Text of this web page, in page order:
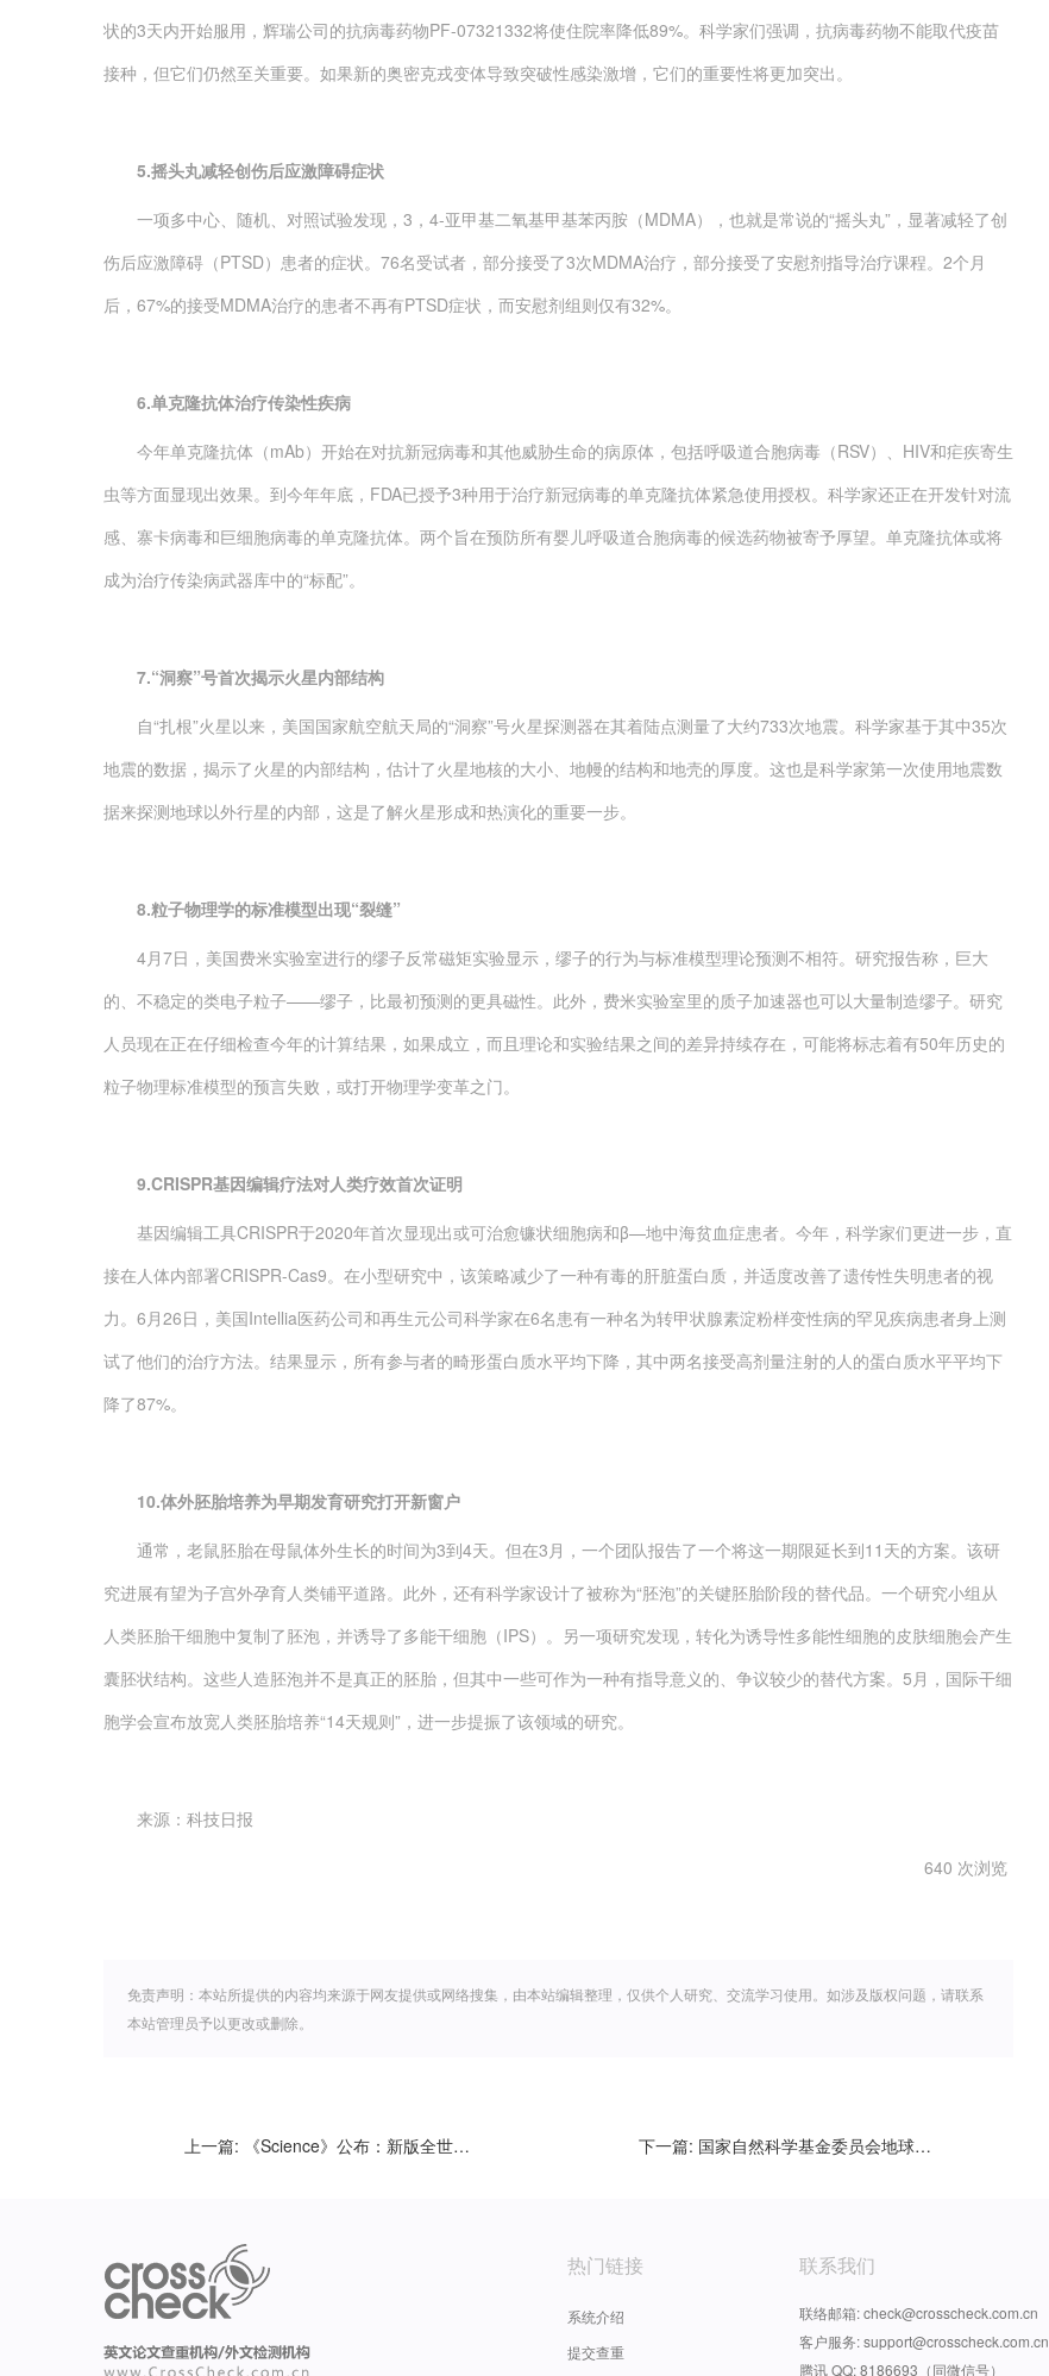
状的3天内开始服用，辉瑞公司的抗病毒药物PF-07321332将使住院率降低89%。科学家们强调，抗病毒药物不能取代疫苗
接种，但它们仍然至关重要。如果新的奥密克戎变体导致突破性感染激增，它们的重要性将更加突出。
5.摇头丸减轻创伤后应激障碍症状
一项多中心、随机、对照试验发现，3，4-亚甲基二氧基甲基苯丙胺（MDMA），也就是常说的“摇头丸”，显著减轻了创
伤后应激障碍（PTSD）患者的症状。76名受试者，部分接受了3次MDMA治疗，部分接受了安慰剂指导治疗课程。2个月
后，67%的接受MDMA治疗的患者不再有PTSD症状，而安慰剂组则仅有32%。
6.单克隆抗体治疗传染性疾病
今年单克隆抗体（mAb）开始在对抗新冠病毒和其他威胁生命的病原体，包括呼吸道合胞病毒（RSV）、HIV和疟疾寄生
虫等方面显现出效果。到今年年底，FDA已授予3种用于治疗新冠病毒的单克隆抗体紧急使用授权。科学家还正在开发针对流
感、寨卡病毒和巨细胞病毒的单克隆抗体。两个旨在预防所有婴儿呼吸道合胞病毒的候选药物被寄予厚望。单克隆抗体或将
成为治疗传染病武器库中的“标配”。
7.“洞察”号首次揭示火星内部结构
自“扎根”火星以来，美国国家航空航天局的“洞察”号火星探测器在其着陆点测量了大约733次地震。科学家基于其中35次
地震的数据，揭示了火星的内部结构，估计了火星地核的大小、地幔的结构和地壳的厚度。这也是科学家第一次使用地震数
据来探测地球以外行星的内部，这是了解火星形成和热演化的重要一步。
8.粒子物理学的标准模型出现“裂缝”
4月7日，美国费米实验室进行的缪子反常磁矩实验显示，缪子的行为与标准模型理论预测不相符。研究报告称，巨大
的、不稳定的类电子粒子——缪子，比最初预测的更具磁性。此外，费米实验室里的质子加速器也可以大量制造缪子。研究
人员现在正在仔细检查今年的计算结果，如果成立，而且理论和实验结果之间的差异持续存在，可能将标志着有50年历史的
粒子物理标准模型的预言失败，或打开物理学变革之门。
9.CRISPR基因编辑疗法对人类疗效首次证明
基因编辑工具CRISPR于2020年首次显现出或可治愈镰状细胞病和β—地中海贫血症患者。今年，科学家们更进一步，直
接在人体内部署CRISPR-Cas9。在小型研究中，该策略减少了一种有毒的肝脏蛋白质，并适度改善了遗传性失明患者的视
力。6月26日，美国Intellia医药公司和再生元公司科学家在6名患有一种名为转甲状腺素淀粉样变性病的罕见疾病患者身上测
试了他们的治疗方法。结果显示，所有参与者的畸形蛋白质水平均下降，其中两名接受高剂量注射的人的蛋白质水平平均下
降了87%。
10.体外胚胎培养为早期发育研究打开新窗户
通常，老鼠胚胎在母鼠体外生长的时间为3到4天。但在3月，一个团队报告了一个将这一期限延长到11天的方案。该研
究进展有望为子宫外孕育人类铺平道路。此外，还有科学家设计了被称为“胚泡”的关键胚胎阶段的替代品。一个研究小组从
人类胚胎干细胞中复制了胚泡，并诱导了多能干细胞（IPS）。另一项研究发现，转化为诱导性多能性细胞的皮肤细胞会产生
囊胚状结构。这些人造胚泡并不是真正的胚胎，但其中一些可作为一种有指导意义的、争议较少的替代方案。5月，国际干细
胞学会宣布放宽人类胚胎培养“14天规则”，进一步提振了该领域的研究。
来源：科技日报
640 次浏览
免责声明：本站所提供的内容均来源于网友提供或网络搜集，由本站编辑整理，仅供个人研究、交流学习使用。如涉及版权问题，请联系
本站管理员予以更改或删除。
上一篇: 《Science》公布：新版全世界最前沿的125个科学问题 下一篇: 国家自然科学基金委员会地球科学部关于2022年度第1期专项项目（科技活动项目）申请的通知
热门链接
系统介绍
提交查重
联系我们
联络邮箱: check@crosscheck.com.cn
客户服务: support@crosscheck.com.cn
腾讯 QQ: 8186693（同微信号）